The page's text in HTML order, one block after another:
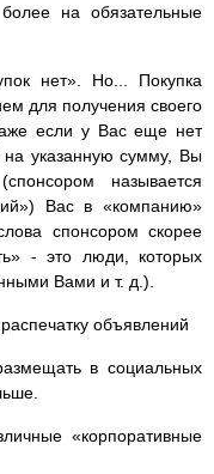
на обязательные
нет». Но... Покупка
для получения своего
если у Вас еще нет
на указанную сумму, Вы
называется
Вас в «компанию»
спонсором скорее
- это люди, которых
Вами и т. д.).
объявлений
в социальных
«корпоративные